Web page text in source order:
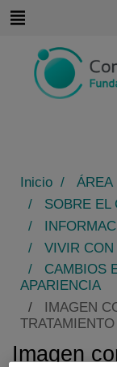
contenido
Inicio / ÁREA
/ SOBRE EL
/
/ VIVIR CON
/ CAMBIOS
APARIENCIA
/ IMAGEN
TRATAMIENTO
Imagen